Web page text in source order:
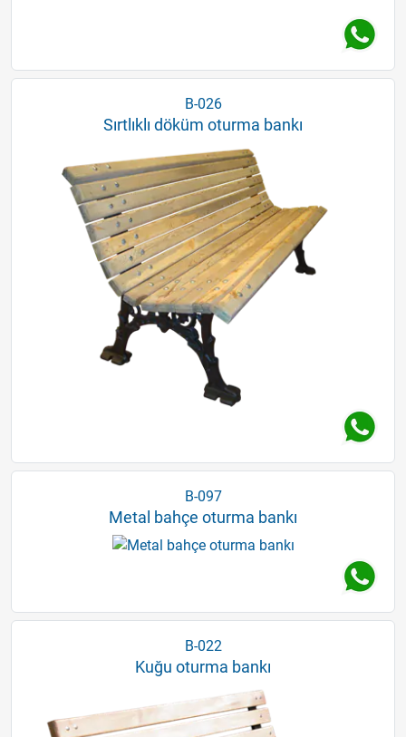
B-026
Sırtlıklı döküm oturma bankı
B-097
Metal bahçe oturma bankı
B-022
Kuğu oturma bankı